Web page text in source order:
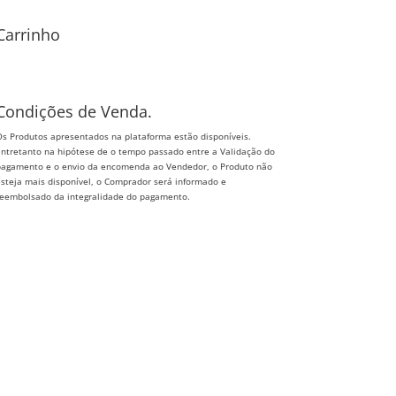
de Venda.
Produtos apresentados na plataforma estão disponíveis.
na hipótese de o tempo passado entre a Validação do
e o envio da encomenda ao Vendedor, o Produto não
mais disponível, o Comprador será informado e
da integralidade do pagamento.